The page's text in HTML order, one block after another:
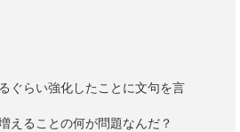
ぐらい強化したことに文句を言
えることの何が問題なんだ？